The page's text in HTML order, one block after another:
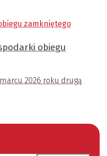
obiegu
2026 roku drugą